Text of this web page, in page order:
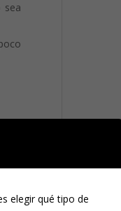
sea
elegir qué tipo de